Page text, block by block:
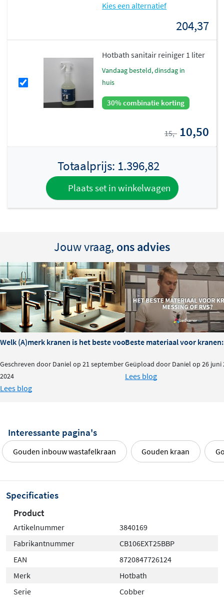
Kies een alternatief
204,37
Hotbath sanitair reiniger 1 liter
vandaag besteld, dinsdag in
huis
30% combinatie korting
15,- 10,50
Totaalprijs: 1.396,82
Plaats set in winkelwagen
Jouw vraag, ons advies
Welk (A)merk kranen is het beste voor je badkamer?
Geschreven door Daniel op 21 september
2024
Lees blog
Beste materiaal voor kranen:
Geüpload door Daniel op 26 juni
Lees blog
Interessante pagina's
Gouden inbouw wastafelkraan Gouden kraan
Specificaties
Product
Artikelnummer
3840169
Fabrikantnummer
CB106EXT25BBP
EAN
8720847726124
Merk
Hotbath
Serie
Cobber